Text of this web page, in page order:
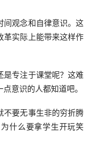
间观念和自律意识。这
革实际上能带来这样作
是专注于课堂呢？这难
意识的人都知道吧。
不要无事生非的穷折腾
什么要拿学生开玩笑